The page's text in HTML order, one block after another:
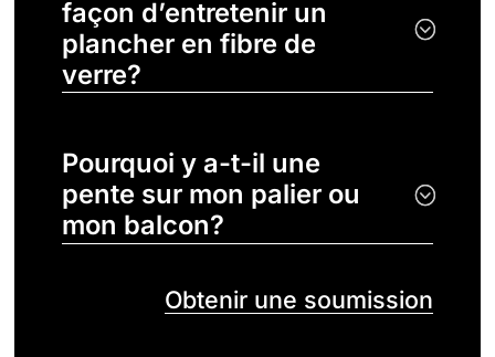
façon d’entretenir un
plancher en fibre de
verre?
Pourquoi y a-t-il une
pente sur mon palier ou
mon balcon?
Obtenir une soumission